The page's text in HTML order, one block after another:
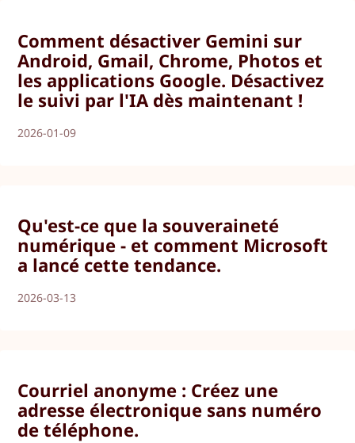
Comment désactiver Gemini sur
Android, Gmail, Chrome, Photos et
les applications Google. Désactivez
le suivi par l'IA dès maintenant !
2026-01-09
Qu'est-ce que la souveraineté
numérique - et comment Microsoft
a lancé cette tendance.
2026-03-13
Courriel anonyme : Créez une
adresse électronique sans numéro
de téléphone.